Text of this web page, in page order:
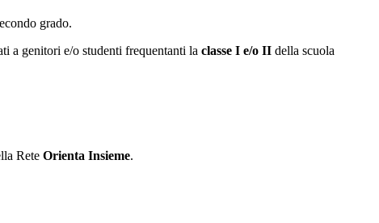
grado.
a genitori e/o studenti frequentanti la classe I e/o II della scuola
Rete Orienta Insieme.